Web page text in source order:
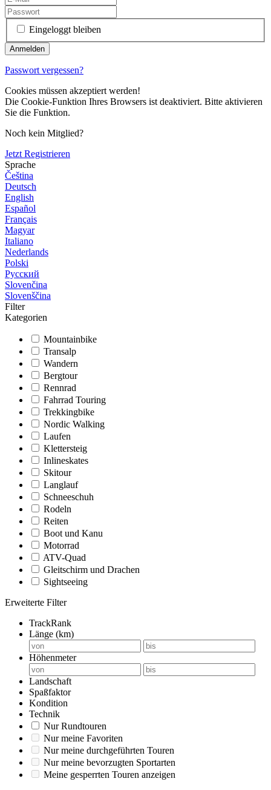
Eingeloggt bleiben
Passwort vergessen?
Cookies müssen akzeptiert werden!
Die Cookie-Funktion Ihres Browsers ist deaktiviert. Bitte aktivieren
Sie die Funktion.
Noch kein Mitglied?
Jetzt Registrieren
Sprache
Čeština
Deutsch
English
Español
Français
Magyar
Italiano
Nederlands
Polski
Русский
Slovenčina
Slovenščina
Filter
Kategorien
Mountainbike
Transalp
Wandern
Bergtour
Rennrad
Fahrrad Touring
Trekkingbike
Nordic Walking
Laufen
Klettersteig
Inlineskates
Skitour
Langlauf
Schneeschuh
Rodeln
Reiten
Boot und Kanu
Motorrad
ATV-Quad
Gleitschirm und Drachen
Sightseeing
Erweiterte Filter
TrackRank
Länge (km)
Höhenmeter
Landschaft
Spaßfaktor
Kondition
Technik
Nur Rundtouren
Nur meine Favoriten
Nur meine durchgeführten Touren
Nur meine bevorzugten Sportarten
Meine gesperrten Touren anzeigen